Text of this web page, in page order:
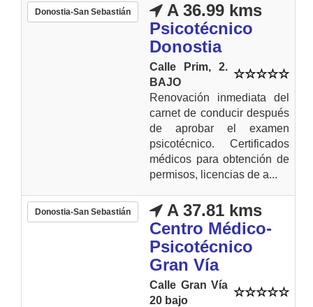
Donostia-San Sebastián
A 36.99 kms
Psicotécnico
Donostia
Calle Prim, 2.
BAJO
Renovación inmediata del
carnet de conducir después
de aprobar el examen
psicotécnico. Certificados
médicos para obtención de
permisos, licencias de a...
Donostia-San Sebastián
A 37.81 kms
Centro Médico-
Psicotécnico
Gran Vía
Calle Gran Vía
20 bajo